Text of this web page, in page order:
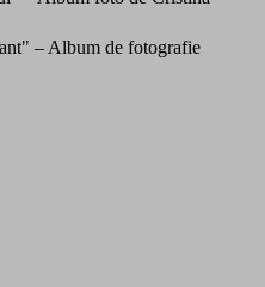
– Album de fotografie